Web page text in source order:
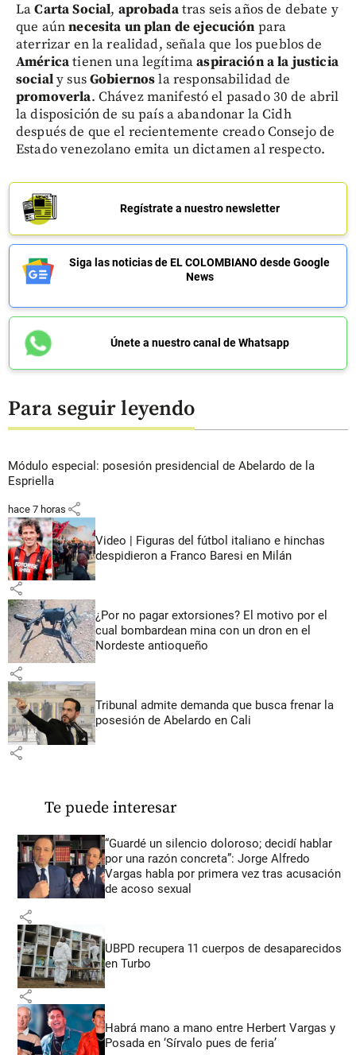
LaCarta Social, aprobadatras seis años de debate y
que aúnnecesita un plan de ejecución para
aterrizar en la realidad, señala que los pueblos de
Américatienen una legítimaaspiración a la justicia
socialy susGobiernosla responsabilidad de
promoverla. Chávez manifestó el pasado 30 de abril
la disposición de su país a abandonar la Cidh
después de que el recientemente creado Consejo de
Estado venezolano emita un dictamen al respecto.
Regístrate a nuestro newsletter
Siga las noticias de EL COLOMBIANO desde Google
News
Únete a nuestro canal de Whatsapp
Para seguir leyendo
Módulo especial: posesión presidencial de Abelardo de la
Espriella
hace 7 horas share
Video | Figuras del fútbol italiano e hinchas
despidieron a Franco Baresi en Milán
share
¿Por no pagar extorsiones? El motivo por el
cual bombardean mina con un dron en el
Nordeste antioqueño
share
Tribunal admite demanda que busca frenar la
posesión de Abelardo en Cali
share
Te puede interesar
“Guardé un silencio doloroso; decidí hablar
por una razón concreta”: Jorge Alfredo
Vargas habla por primera vez tras acusación
de acoso sexual
share
UBPD recupera 11 cuerpos de desaparecidos
en Turbo
share
Habrá mano a mano entre Herbert Vargas y
Posada en ‘Sírvalo pues de feria’